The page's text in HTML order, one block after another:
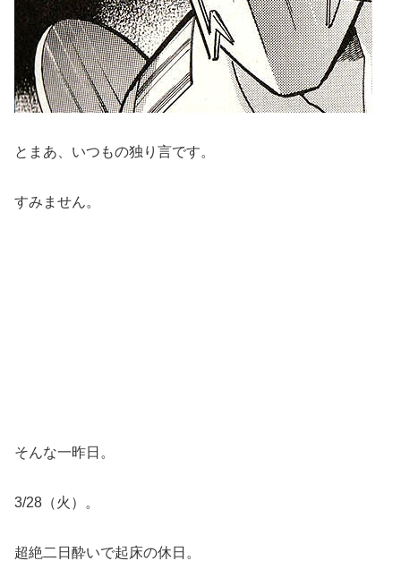
とまあ、いつもの独り言です。
すみません。
そんな一昨日。
3/28（火）。
超絶二日酔いで起床の休日。